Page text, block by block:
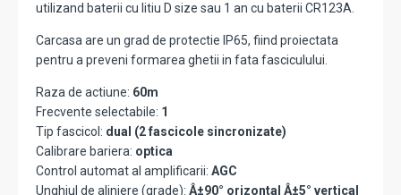
utilizand baterii cu litiu D size sau 1 an cu baterii CR123A.
Carcasa are un grad de protectie IP65, fiind proiectata
pentru a preveni formarea ghetii in fata fasciculului.
Raza de actiune: 60m
Frecvente selectabile: 1
Tip fascicol: dual (2 fascicole sincronizate)
Calibrare bariera: optica
Control automat al amplificarii: AGC
Unghiul de aliniere (grade): Â±90° orizontal Â±5° vertical